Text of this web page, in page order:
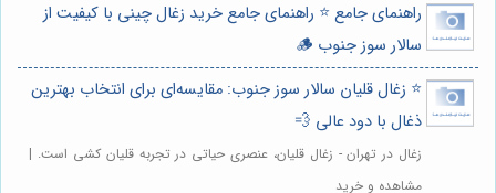
راهنمای جامع ⭐️ راهنمای جامع خرید زغال چینی با کیفیت از
سالار سوز جنوب 🪵
⭐️ زغال قلیان سالار سوز جنوب: مقایسه‌ای برای انتخاب بهترین
ذغال با دود عالی 💨
زغال در تهران - زغال قلیان، عنصری حیاتی در تجربه قلیان کشی است. |
مشاهده و خرید